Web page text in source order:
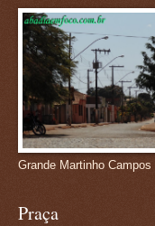
Grande Martinho Campos
Praça